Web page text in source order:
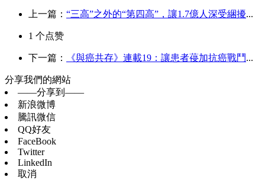
上一篇： “三高”之外的“第四高”，讓1.7億人深受綑擾...
1 个点赞
下一篇： 《與癌共存》連載19：讓患者葠加抗癌戰鬥...
分享我們的網站
——分享到——
新浪微博
騰訊微信
QQ好友
FaceBook
Twitter
LinkedIn
取消